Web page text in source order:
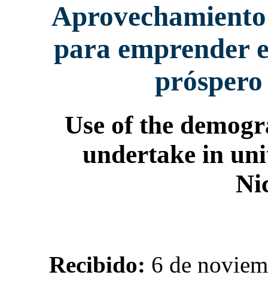
para emprender
Use of the
undertake in
Recibido: 6 de